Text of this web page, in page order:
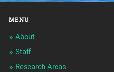
MENU
About
Staff
Research Areas